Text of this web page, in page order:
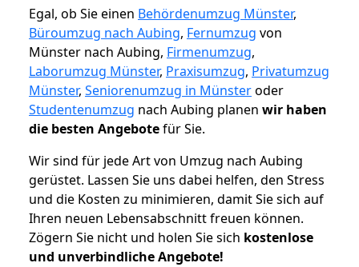
Egal, ob Sie einen Behördenumzug Münster,
Büroumzug nach Aubing, Fernumzug von
Münster nach Aubing, Firmenumzug,
Laborumzug Münster, Praxisumzug, Privatumzug
Münster, Seniorenumzug in Münsteroder
Studentenumzug nach Aubing planen wir haben
die besten Angebotefür Sie.
Wir sind für jede Art von Umzug nach Aubing
gerüstet. Lassen Sie uns dabei helfen, den Stress
und die Kosten zu minimieren, damit Sie sich auf
Ihren neuen Lebensabschnitt freuen können.
Zögern Sie nicht und holen Sie sich kostenlose
und unverbindliche Angebote!